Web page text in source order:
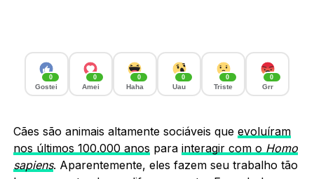
0
Gostei
0
Amei
0
Haha
0
Uau
0
Triste
0
Grr
Cães são animais altamente sociáveis que evoluíram
nos últimos 100.000 anos para interagir com o Homo
sapiens. Aparentemente, eles fazem seu trabalho tão